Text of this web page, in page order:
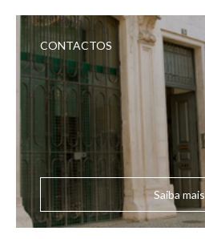
CONTACTOS
Saiba mais